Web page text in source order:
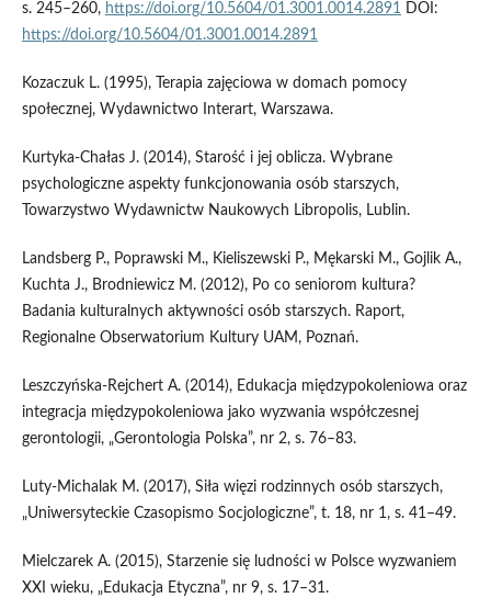
s. 245–260, https://doi.org/10.5604/01.3001.0014.2891 DOI:
https://doi.org/10.5604/01.3001.0014.2891
Kozaczuk L. (1995), Terapia zajęciowa w domach pomocy
społecznej, Wydawnictwo Interart, Warszawa.
Kurtyka‑Chałas J. (2014), Starość i jej oblicza. Wybrane
psychologiczne aspekty funkcjonowania osób starszych,
Towarzystwo Wydawnictw Naukowych Libropolis, Lublin.
Landsberg P., Poprawski M., Kieliszewski P., Mękarski M., Gojlik A.,
Kuchta J., Brodniewicz M. (2012), Po co seniorom kultura?
Badania kulturalnych aktywności osób starszych. Raport,
Regionalne Obserwatorium Kultury UAM, Poznań.
Leszczyńska‑Rejchert A. (2014), Edukacja międzypokoleniowa oraz
integracja międzypokoleniowa jako wyzwania współczesnej
gerontologii, „Gerontologia Polska”, nr 2, s. 76–83.
Luty‑Michalak M. (2017), Siła więzi rodzinnych osób starszych,
„Uniwersyteckie Czasopismo Socjologiczne”, t. 18, nr 1, s. 41–49.
Mielczarek A. (2015), Starzenie się ludności w Polsce wyzwaniem
XXI wieku, „Edukacja Etyczna”, nr 9, s. 17–31.